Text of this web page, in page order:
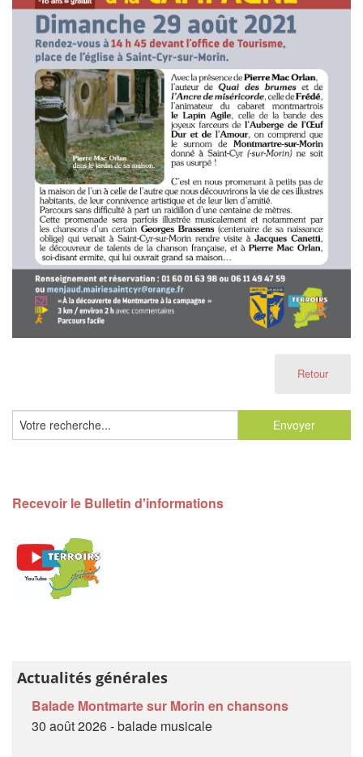
Retour
Recevoir le Bulletin d'informations
Actualités générales
Balade Montmarte sur Morin en chansons
30 août 2026 - balade musicale